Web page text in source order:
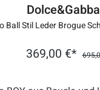
Ball Stil Leder Brogue
369,00 €*